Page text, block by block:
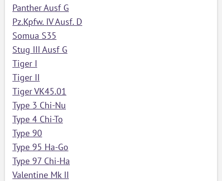
Panther Ausf G
Pz.Kpfw. IV Ausf. D
Somua S35
Stug III Ausf G
Tiger I
Tiger II
Tiger VK45.01
Type 3 Chi-Nu
Type 4 Chi-To
Type 90
Type 95 Ha-Go
Type 97 Chi-Ha
Valentine Mk II